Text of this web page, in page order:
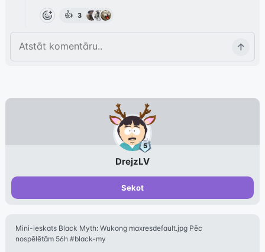
👍 3
DrejzLV
Sekot
Mini-ieskats Black Myth: Wukong maxresdefault.jpg Pēc
nospēlētām 56h #black-my